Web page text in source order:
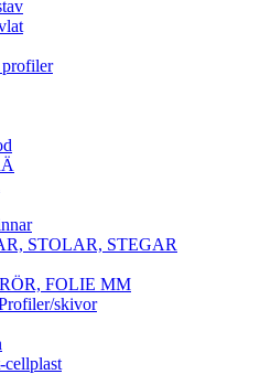
STOLAR, STEGAR
FOLIE MM
skivor